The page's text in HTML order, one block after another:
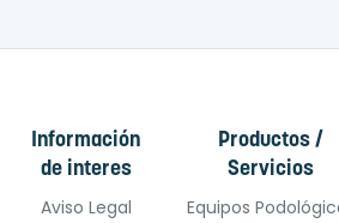
Información
de interes
Aviso Legal
Productos /
Servicios
Equipos